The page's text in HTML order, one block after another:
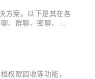
方案。以下是其在各
、群聊、密聊、部
权限回收等功能，